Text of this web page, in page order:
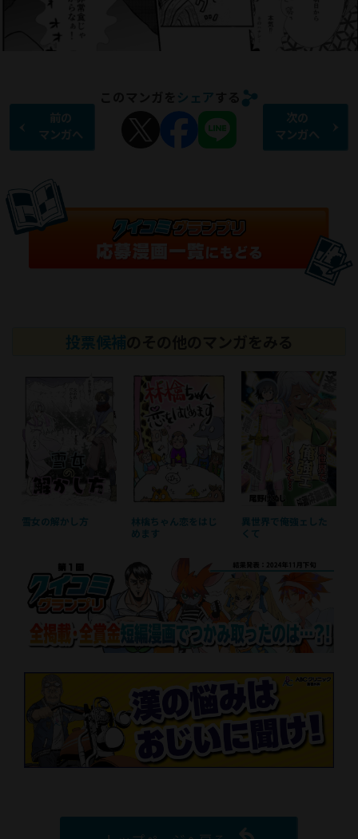
シェア
前の
マンガへ
次の
マンガへ
投票候補
雪女の解かし方
林檎ちゃん恋をはじ
めます
異世界で俺強ェした
くて